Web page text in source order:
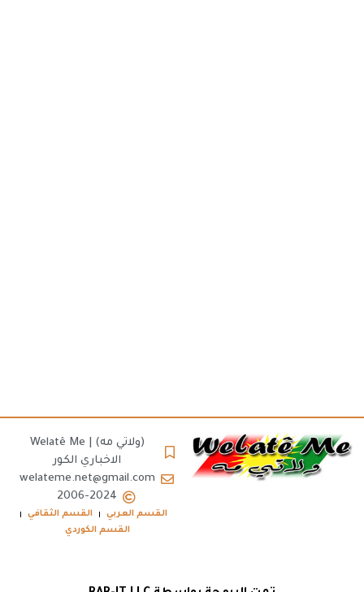
(ولاتي مه) | Welatê Me
الاخباري الكور
welateme.net@gmail.com
2006-2024
القسم العربي
القسم الثقافي
القسم الكوردي